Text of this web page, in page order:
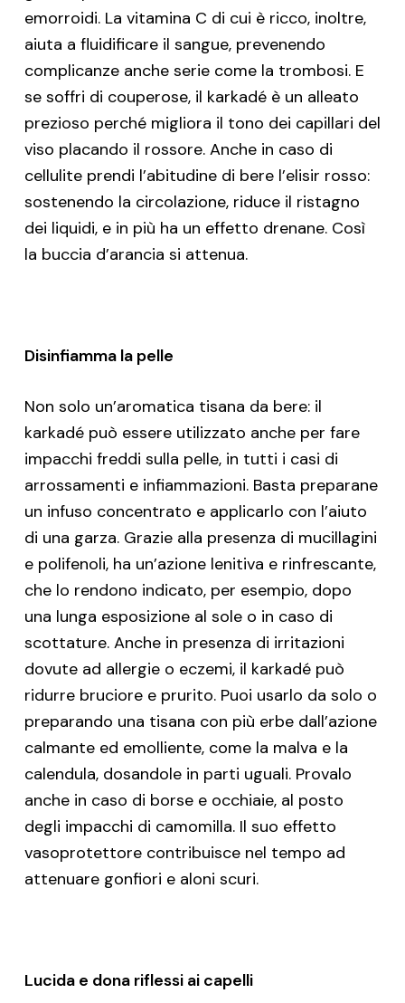
emorroidi. La vitamina C di cui è ricco, inoltre,
aiuta a fluidificare il sangue, prevenendo
complicanze anche serie come la trombosi. E
se soffri di couperose, il karkadé è un alleato
prezioso perché migliora il tono dei capillari del
viso placando il rossore. Anche in caso di
cellulite prendi l’abitudine di bere l’elisir rosso:
sostenendo la circolazione, riduce il ristagno
dei liquidi, e in più ha un effetto drenane. Così
la buccia d’arancia si attenua.
Disinfiamma la pelle
Non solo un’aromatica tisana da bere: il
karkadé può essere utilizzato anche per fare
impacchi freddi sulla pelle, in tutti i casi di
arrossamenti e infiammazioni. Basta preparane
un infuso concentrato e applicarlo con l’aiuto
di una garza. Grazie alla presenza di mucillagini
e polifenoli, ha un’azione lenitiva e rinfrescante,
che lo rendono indicato, per esempio, dopo
una lunga esposizione al sole o in caso di
scottature. Anche in presenza di irritazioni
dovute ad allergie o eczemi, il karkadé può
ridurre bruciore e prurito. Puoi usarlo da solo o
preparando una tisana con più erbe dall’azione
calmante ed emolliente, come la malva e la
calendula, dosandole in parti uguali. Provalo
anche in caso di borse e occhiaie, al posto
degli impacchi di camomilla. Il suo effetto
vasoprotettore contribuisce nel tempo ad
attenuare gonfiori e aloni scuri.
Lucida e dona riflessi ai capelli